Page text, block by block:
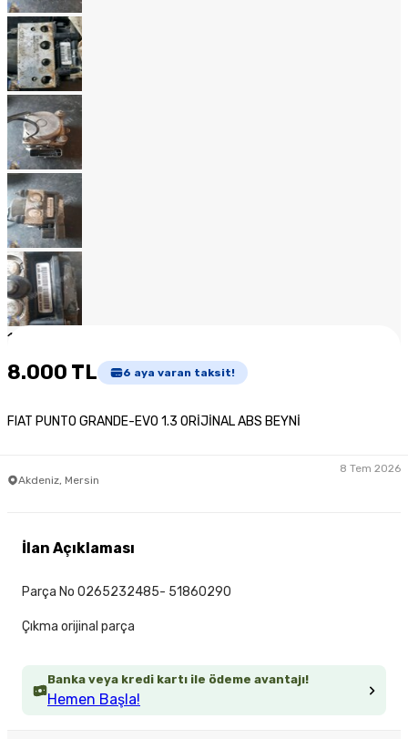
1
8.000 TL 6 aya varan taksit!
FIAT PUNTO GRANDE-EVO 1.3 ORİJİNAL ABS BEYNİ
Akdeniz, Mersin
8 Tem 2026
Banka veya kredi kartı ile ödeme avantajı!
Hemen Başla!
İlan Açıklaması
Parça No 0265232485- 51860290
Çıkma orijinal parça